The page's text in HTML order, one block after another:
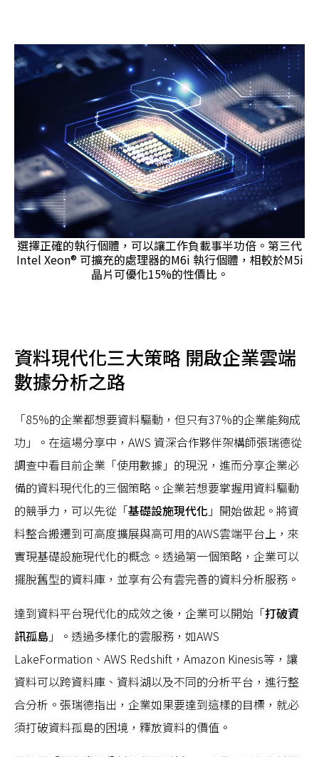
選擇正確的執行個體，可以讓工作負載事半功倍。第三代
Intel Xeon® 可擴充的處理器的M6i 執行個體，相較於M5i
晶片可優化15%的性價比。
資料現代化三大策略 開啟企業雲端
數據分析之路
「85%的企業都想要資料驅動，但只有37%的企業能夠成
功」。在這場分享中，AWS 資深合作夥伴架構師張瑞德從
調查中看目前企業「使用數據」的現況，進而分享企業必
備的資料現代化的三個策略。企業若想要掌握用資料驅動
的競爭力，可以先從「基礎設施現代化 」開始做起。將資
料整合搬遷到可高度擴展與高可用的AWS雲端平台上，來
實現基礎設施現代化的概念。透過第一個策略，企業可以
擺脫舊型的資料庫，並享有公有雲完善的資料分析服務。
達到資料平台現代化的成效之後，企業可以開始「打破資
訊孤島 」。透過多樣化的雲服務，如AWS
LakeFormation、AWS Redshift，Amazon Kinesis等，讓
資料可以跨資料庫、資料湖以及不同的分析平台，進行整
合分析。張瑞德指出，企業如果要達到這樣的目標，就必
須打破資料孤島的困境，釋放資料的價值。